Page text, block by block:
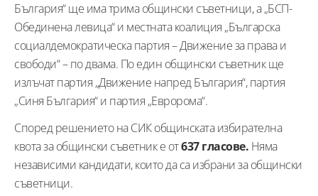
България“ ще има трима общински съветници, а „БСП-
Обединена левица“ и местната коалиция „Българска
социалдемократическа партия – Движение за права и
свободи“ – по двама. По един общински съветник ще
излъчат партия „Движение напред България“, партия
„Синя България“ и партия „Евророма“.
Според решението на СИК общинската избирателна
квота за общински съветник е от637 гласове. Няма
независими кандидати, които да са избрани за общински
съветници.